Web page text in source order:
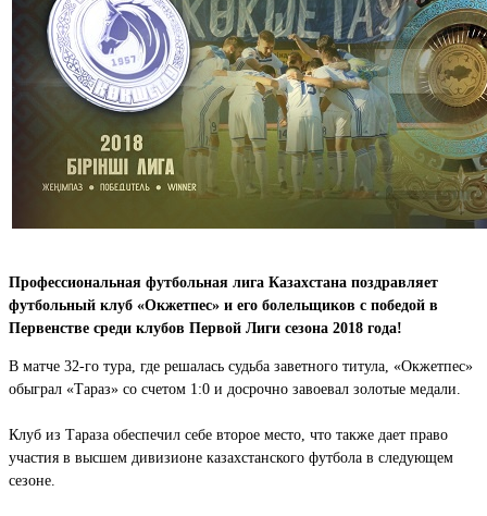
Профессиональная футбольная лига Казахстана поздравляет
футбольный клуб «Окжетпес» и его болельщиков с победой в
Первенстве среди клубов Первой Лиги сезона 2018 года!
В матче 32-го тура, где решалась судьба заветного титула, «Окжетпес»
обыграл «Тараз» со счетом 1:0 и досрочно завоевал золотые медали.
Клуб из Тараза обеспечил себе второе место, что также дает право
участия в высшем дивизионе казахстанского футбола в следующем
сезоне.